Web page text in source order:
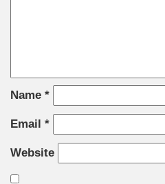
Name *
Email *
Website